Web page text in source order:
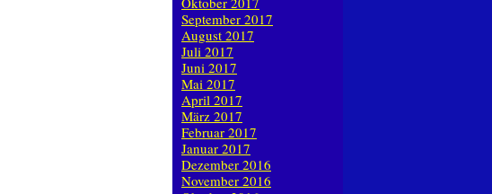
September 2017
August 2017
Juli 2017
Juni 2017
Mai 2017
April 2017
März 2017
Februar 2017
Januar 2017
Dezember 2016
November 2016